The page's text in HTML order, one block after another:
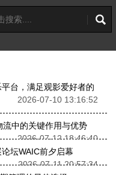
台，满足观影爱好者的
2026-07-10 13:16:52
中的关键作用与优势
2026-07-12 18:46:40
坛WAIC前夕启幕
2026-07-11 20:57:34